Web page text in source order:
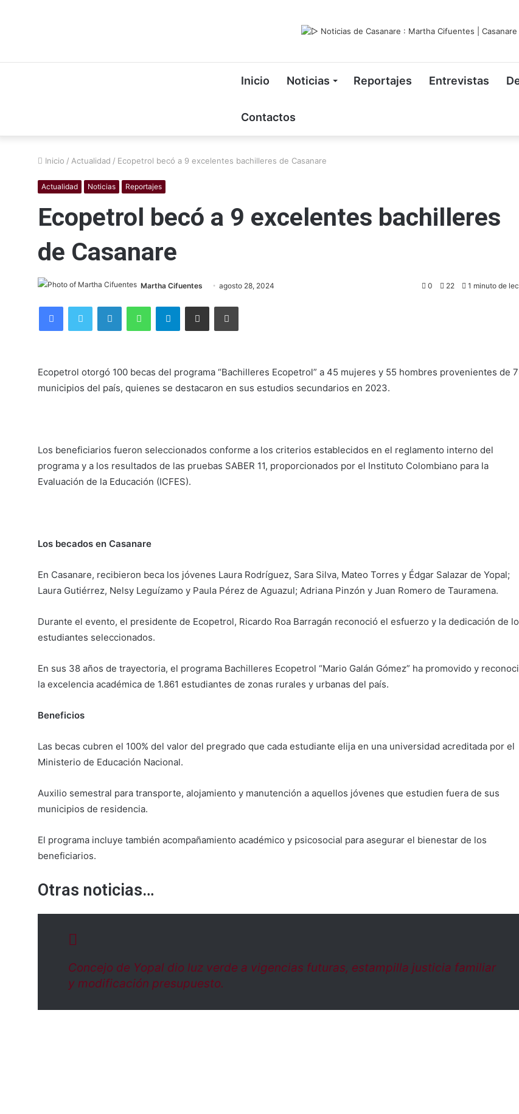
Inicio Noticias Reportajes Entrevistas
Contactos
Inicio / Actualidad / Ecopetrol becó a 9 excelentes bachilleres de Casanare
Actualidad Noticias Reportajes
Ecopetrol becó a 9 excelentes bachilleres
de Casanare
Martha Cifuentes agosto 28, 2024 0 22 1 minuto de
FacebookTwitter LinkedInWhatsAppTelegramCompartir por correo electrónicoImprimir
Ecopetrol otorgó 100 becas del programa “Bachilleres Ecopetrol” a 45 mujeres y 55 hombres provenientes de
municipios del país, quienes se destacaron en sus estudios secundarios en 2023.
Los beneficiarios fueron seleccionados conforme a los criterios establecidos en el reglamento interno del
programa y a los resultados de las pruebas SABER 11, proporcionados por el Instituto Colombiano para la
Evaluación de la Educación (ICFES).
Los becados en Casanare
En Casanare, recibieron beca los jóvenes Laura Rodríguez, Sara Silva, Mateo Torres y Édgar Salazar de Yopal;
Laura Gutiérrez, Nelsy Leguízamo y Paula Pérez de Aguazul; Adriana Pinzón y Juan Romero de Tauramena.
Durante el evento, el presidente de Ecopetrol, Ricardo Roa Barragán reconoció el esfuerzo y la dedicación de
estudiantes seleccionados.
En sus 38 años de trayectoria, el programa Bachilleres Ecopetrol “Mario Galán Gómez” ha promovido y
la excelencia académica de 1.861 estudiantes de zonas rurales y urbanas del país.
Beneficios
Las becas cubren el 100% del valor del pregrado que cada estudiante elija en una universidad acreditada por el
Ministerio de Educación Nacional.
Auxilio semestral para transporte, alojamiento y manutención a aquellos jóvenes que estudien fuera de sus
municipios de residencia.
El programa incluye también acompañamiento académico y psicosocial para asegurar el bienestar de los
beneficiarios.
Otras noticias…
Concejo de Yopal dio luz verde a vigencias futuras, estampilla justicia familiar
y modificación presupuesto.